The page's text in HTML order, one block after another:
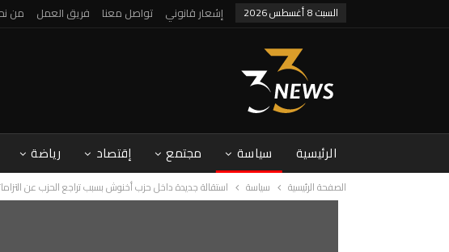
السبت 8 أغسطس 2026 إشعار قانوني تواصل معنا فريق العمل من
الرئيسية سياسة مجتمع إقتصاد رياضة
الصفحة الرئيسية سياسة استقالة جديدة داخل حزب أخنوش بسبب تراجع الحزب عن